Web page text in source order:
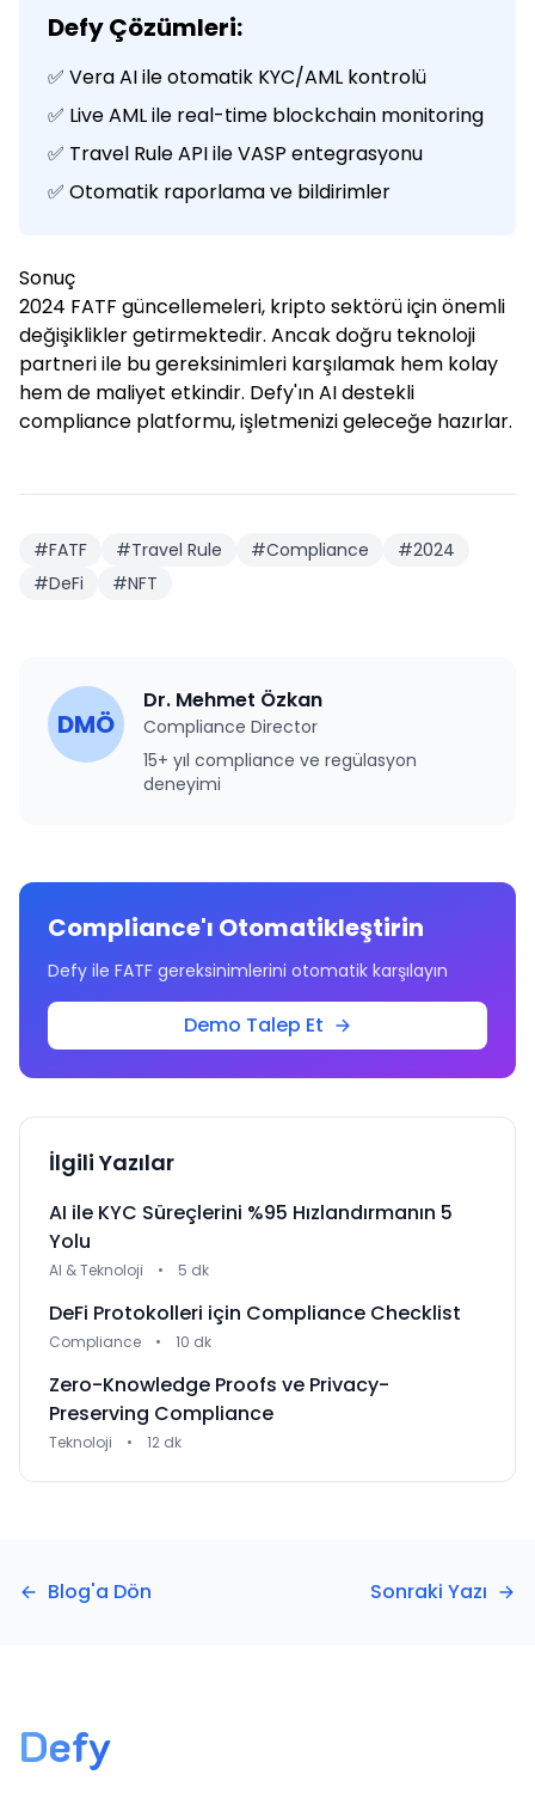
Defy Çözümleri:
✅ Vera AI ile otomatik KYC/AML kontrolü
✅ Live AML ile real-time blockchain monitoring
✅ Travel Rule API ile VASP entegrasyonu
✅ Otomatik raporlama ve bildirimler
Sonuç
2024 FATF güncellemeleri, kripto sektörü için önemli
değişiklikler getirmektedir. Ancak doğru teknoloji
partneri ile bu gereksinimleri karşılamak hem kolay
hem de maliyet etkindir. Defy'ın AI destekli
compliance platformu, işletmenizi geleceğe hazırlar.
#FATF #Travel Rule #Compliance #2024
#DeFi #NFT
DMÖ
Dr. Mehmet Özkan
Compliance Director
15+ yıl compliance ve regülasyon
deneyimi
Compliance'ı Otomatikleştirin
Defy ile FATF gereksinimlerini otomatik karşılayın
Demo Talep Et
İlgili Yazılar
AI ile KYC Süreçlerini %95 Hızlandırmanın 5
Yolu
AI & Teknoloji • 5 dk
DeFi Protokolleri için Compliance Checklist
Compliance • 10 dk
Zero-Knowledge Proofs ve Privacy-
Preserving Compliance
Teknoloji • 12 dk
Blog'a Dön Sonraki Yazı
Defy